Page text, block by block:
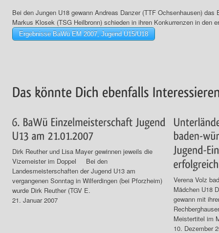
Bei den Jungen U18 gewann Andreas Danzer (TTF Ochsenhausen)
Markus Klosek (TSG Heilbronn) schieden in ihren Konkurrenzen in den
Ergebnisse BaWü EM 2007, Jugend U15/U18
Dirk Reuther und Lisa Mayer gewinnen jeweils die
Vizemeister im Doppel Bei den
Landesmeisterschaften der Jugend U13 am
vergangenen Sonntag in Wilferdingen (bei Pforzheim)
wurde Dirk Reuther (TGV E.
21. Januar 2007
Verena Volz
Mädchen U18
gewann mit
Meistertitel im
10. Dezember